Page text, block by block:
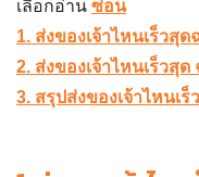
1.ส่งของเจ้าไหน